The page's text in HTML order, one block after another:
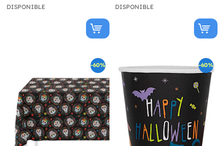
DISPONIBLE DISPONIBLE
-60% -60%